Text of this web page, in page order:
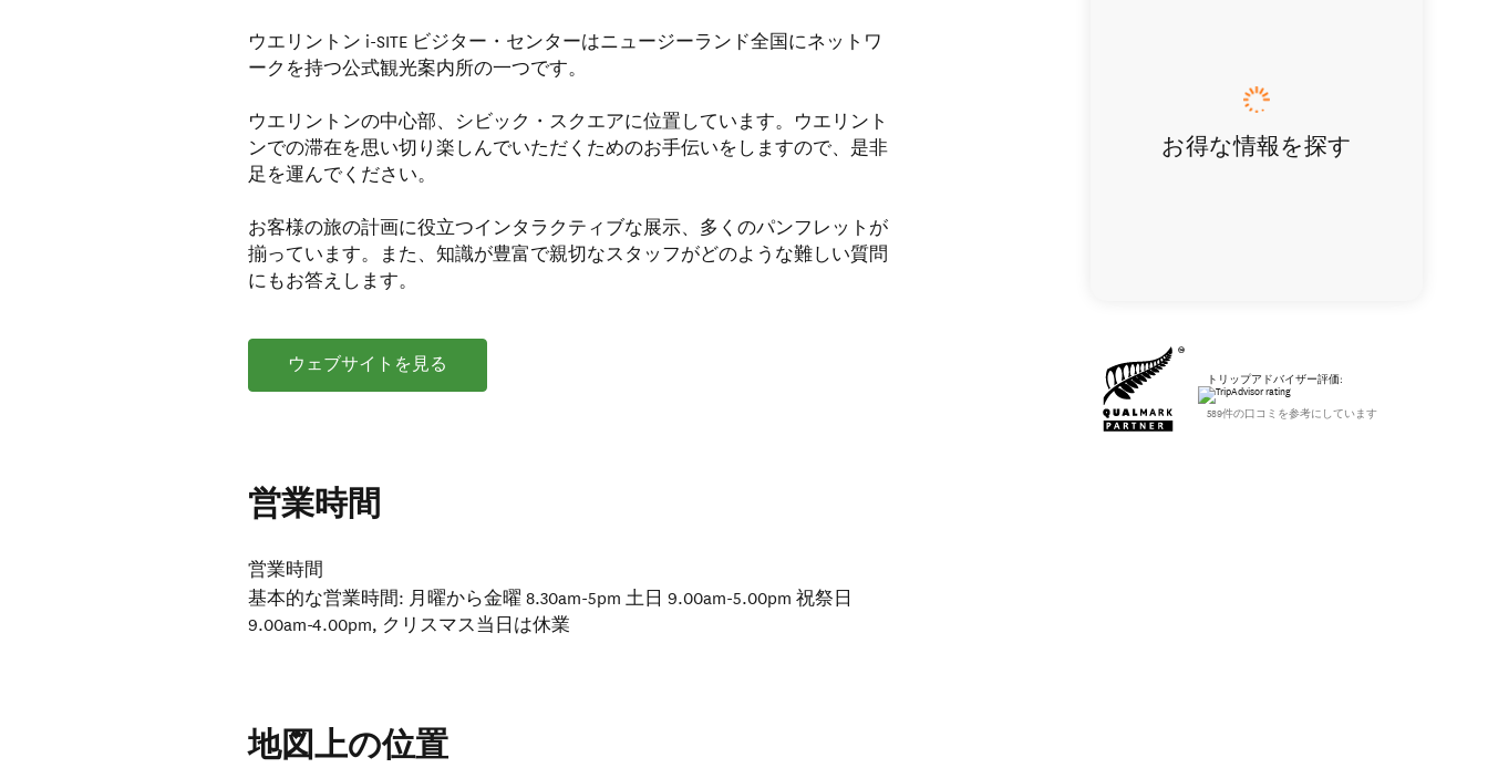
ウエリントン i-SITE ビジター・センターはニュージーランド全国にネットワ
ークを持つ公式観光案内所の一つです。
ウエリントンの中心部、シビック・スクエアに位置しています。ウエリント
ンでの滞在を思い切り楽しんでいただくためのお手伝いをしますので、是非
足を運んでください。
お客様の旅の計画に役立つインタラクティブな展示、多くのパンフレットが
揃っています。また、知識が豊富で親切なスタッフがどのような難しい質問
にもお答えします。
ウェブサイトを見る
営業時間
営業時間
基本的な営業時間: 月曜から金曜 8.30am-5pm 土日 9.00am-5.00pm 祝祭日
9.00am-4.00pm, クリスマス当日は休業
地図上の位置
お得な情報を探す
トリップアドバイザー評価:
589件の口コミを参考にしています